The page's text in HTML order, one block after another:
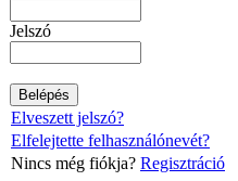
Jelszó
Elveszett jelszó?
Elfelejtette felhasználónevét?
Nincs még fiókja? Regisztráció